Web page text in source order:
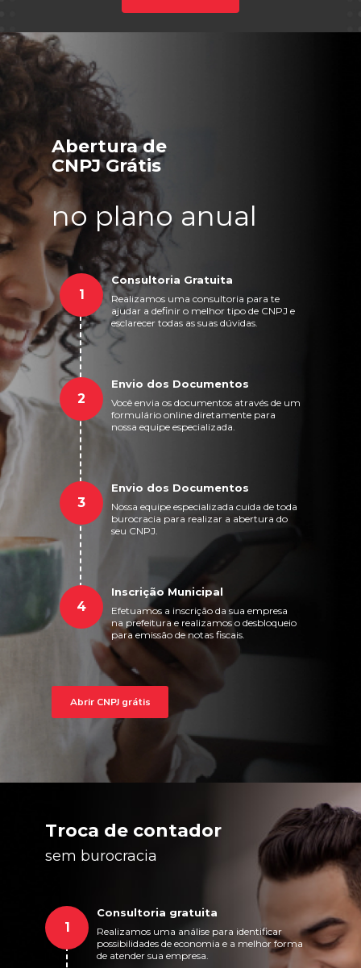
Abertura de
CNPJ Grátis
no plano anual
1
Consultoria Gratuita
Realizamos uma consultoria para te
ajudar a definir o melhor tipo de CNPJ e
esclarecer todas as suas dúvidas.
2
Envio dos Documentos
Você envia os documentos através de um
formulário online diretamente para
nossa equipe especializada.
3
Envio dos Documentos
Nossa equipe especializada cuida de toda
burocracia para realizar a abertura do
seu CNPJ.
4
Inscrição Municipal
Efetuamos a inscrição da sua empresa
na prefeitura e realizamos o desbloqueio
para emissão de notas fiscais.
Abrir CNPJ grátis
Troca de contador
sem burocracia
1
Consultoria gratuita
Realizamos uma análise para identificar
possibilidades de economia e a melhor forma
de atender sua empresa.